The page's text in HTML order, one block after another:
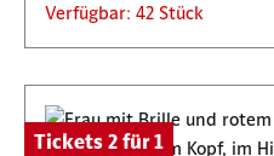
Verfügbar: 42 Stück
Tickets 2 für 1